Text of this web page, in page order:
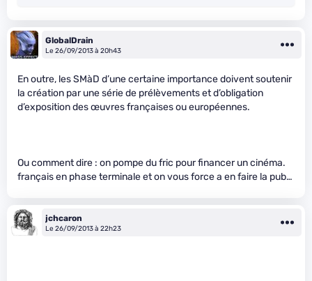
GlobalDrain
Le 26/09/2013 à 20h43
En outre, les SMàD d’une certaine importance doivent soutenir
la création par une série de prélèvements et d’obligation
d’exposition des œuvres françaises ou européennes.
Ou comment dire : on pompe du fric pour financer un cinéma.
français en phase terminale et on vous force a en faire la pub…
jchcaron
Le 26/09/2013 à 22h23